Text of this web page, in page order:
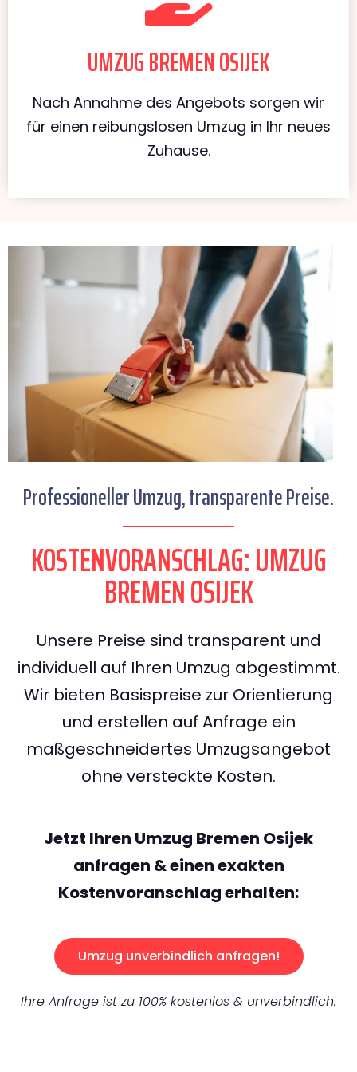
UMZUG BREMEN OSIJEK
Nach Annahme des Angebots sorgen wir
für einen reibungslosen Umzug in Ihr neues
Zuhause.
Professioneller Umzug, transparente Preise.
KOSTENVORANSCHLAG: UMZUG
BREMEN OSIJEK
Unsere Preise sind transparent und
individuell auf Ihren Umzug abgestimmt.
Wir bieten Basispreise zur Orientierung
und erstellen auf Anfrage ein
maßgeschneidertes Umzugsangebot
ohne versteckte Kosten.
Jetzt Ihren Umzug Bremen Osijek
anfragen & einen exakten
Kostenvoranschlag erhalten:
Umzug unverbindlich anfragen!
Ihre Anfrage ist zu 100% kostenlos & unverbindlich.